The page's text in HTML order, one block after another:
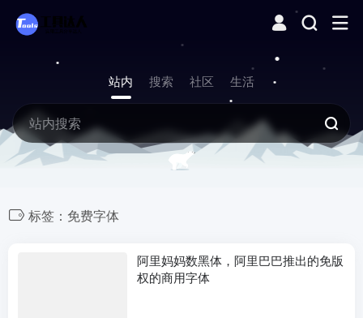
站内 搜索 社区 生活
标签：免费字体
阿里妈妈数黑体，阿里巴巴推出的免版
权的商用字体